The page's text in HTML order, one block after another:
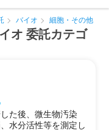
バイオ 細胞・その他
オ 委託カテゴ
た後、微生物汚染
水分活性等を測定し